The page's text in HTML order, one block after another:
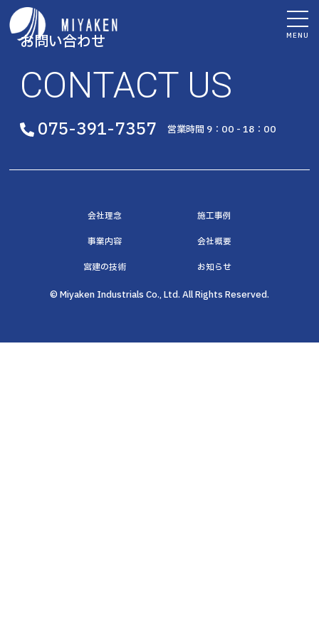
MENU
お問い合わせ
CONTACT US
075-391-7357 営業時間 9：00 - 18：00
会社理念 施工事例
事業内容 会社概要
宮建の技術 お知らせ
© Miyaken Industrials Co., Ltd. All Rights Reserved.